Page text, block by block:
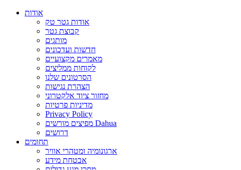
אודות
אודות גטר טק
קבוצת גטר
מותגים
חדשות ועדכונים
מאמרים מקצועיים
לקוחות ממליצים
הסרטונים שלנו
הצהרת נגישות
מחזור ציוד אלקטרוני
מדיניות פרטיות
Privacy Policy
מפיצים מורשים Dahua
דרושים
תחומים
ארגונומיה ומטהרי אוויר
אבטחת מידע